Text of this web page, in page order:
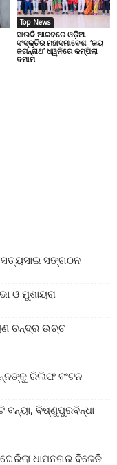
Top News
ସାଉଦି ଆରବରେ ଓଡ଼ିଆ
ସଂସ୍କୃତିର ମହାସମାବେଶ: ‘ଜୟ
ଜଗନ୍ନାଥ’ ଧ୍ୱନିରେ କମ୍ପିଲା
ଦମାମ
ସତ୍ୟସାଇ ସଙ୍ଗଠନ
ଓ ମୁଶାୟରା
ଚନ୍ଦ୍ର ଉଚ୍ଚ
ରିଲିଫ ବଂଟନ
ବନ୍ୟା, ବିଷ୍ଣୁପୁରବିନ୍ଧା
ଧାମନଗର ବିଜେଡି